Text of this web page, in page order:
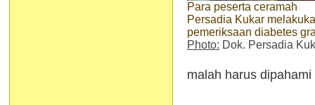
Para peserta ceramah
Persadia Kukar
pemeriksaan diabetes
Photo: Dok. Persadia
malah harus